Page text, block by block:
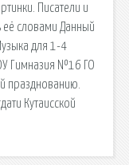
Писатели и
её словами Данный
для 1-4
Гимназия №16 ГО
празднованию.
Кутаисской